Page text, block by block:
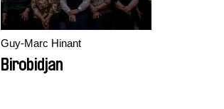
Guy-Marc Hinant
Birobidjan